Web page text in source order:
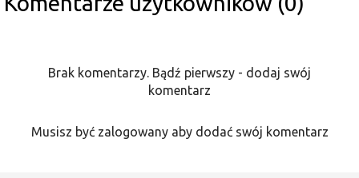
Brak komentarzy. Bądź pierwszy - dodaj swój
komentarz
Musisz być zalogowany aby dodać swój komentarz